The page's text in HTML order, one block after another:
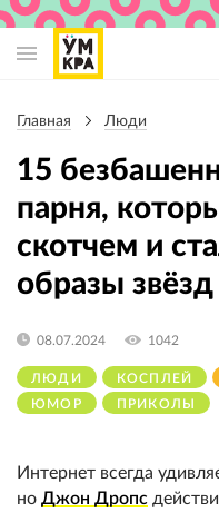
навигации
Главная Люди
15
парня,
скотчем и
образы звёзд
ЛЮДИ КОСПЛЕЙ
ЮМОР
ПРИКОЛЫ
08.07.2024 1042
Интернет всегда
но Джон Дропс